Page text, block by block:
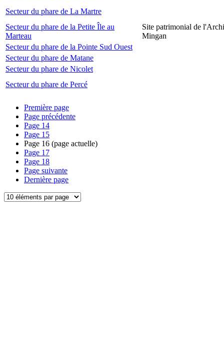
Secteur du phare de La Martre
Secteur du phare de la Petite Île au
Marteau
Site patrimonial de
Mingan
Secteur du phare de la Pointe Sud Ouest
Secteur du phare de Matane
Secteur du phare de Nicolet
Secteur du phare de Percé
Première page
Page précédente
Page 14
Page 15
Page 16 (page actuelle)
Page 17
Page 18
Page suivante
Dernière page